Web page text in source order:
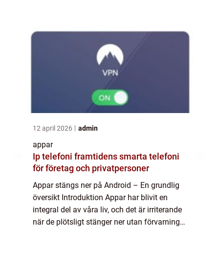
12 april 2026 admin
appar
Ip telefoni framtidens smarta telefoni
för företag och privatpersoner
Appar stängs ner på Android – En grundlig
översikt Introduktion Appar har blivit en
integral del av våra liv, och det är irriterande
när de plötsligt stänger ner utan förvarning.